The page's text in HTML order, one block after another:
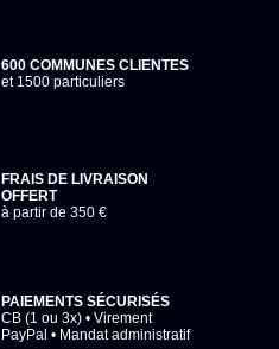
600 COMMUNES CLIENTES
et 1500 particuliers
FRAIS DE LIVRAISON
OFFERT
à partir de 350 €
PAIEMENTS SÉCURISÉS
CB (1 ou 3x) • Virement
PayPal • Mandat administratif